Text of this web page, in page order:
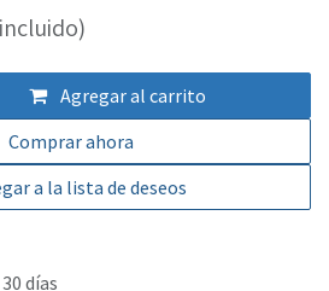
Agregar al carrito
Comprar ahora
a la lista de deseos
días